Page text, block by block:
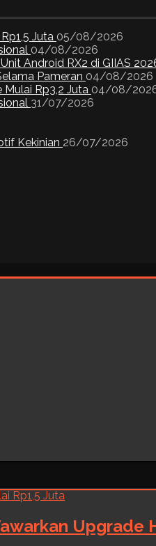
Juta 05/08/2026
04/08/2026
Android RX2 di GIIAS
Pameran 04/08/2026
Rp3,2 Juta 04/08/
31/07/2026
Kekinian 26/07/2026
Upgrade